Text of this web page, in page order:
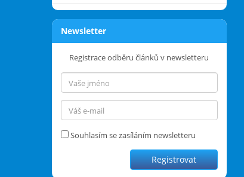
Newsletter
Registrace odběru článků v newsletteru
Souhlasím se zasíláním newsletteru
Registrovat